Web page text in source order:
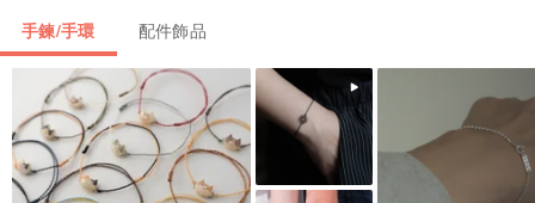
泉區或是游泳池時也避免配戴。
保養:不配戴時可用拭銀布擦拭後存放在密封袋裡，減少與空氣接觸的
機會。
注意:鍊條是1.5mm寬的細鍊條，再搭配其他細緻的配件，請穿脫時不
要大力拉扯。
服務:免費換接頭，但須自費來回郵資(包涵回郵信封) ，其它配件視狀
手鍊/手環 配件飾品